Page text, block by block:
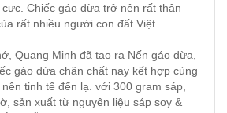
Chiếc gáo dừa trở nên rất thân
rất nhiều người con đất Việt.
Quang Minh đã tạo ra Nến gáo dừa,
gáo dừa chân chất nay kết hợp cùng
tinh tế đến lạ. với 300 gram sáp,
sản xuất từ nguyên liệu sáp soy &